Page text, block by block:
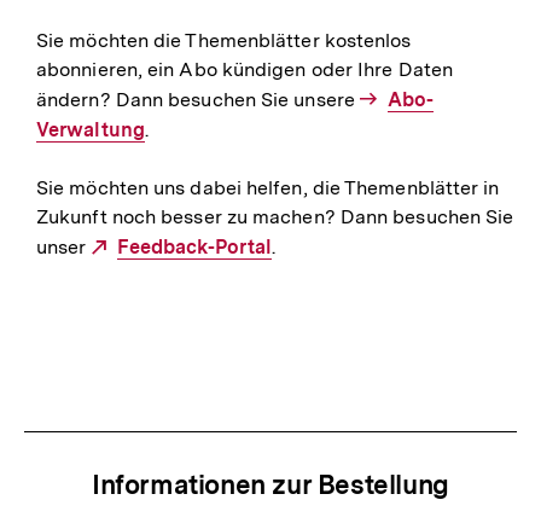
Sie möchten die Themenblätter kostenlos
abonnieren, ein Abo kündigen oder Ihre Daten
ändern? Dann besuchen Sie unsere
Interner
Abo-
Verwaltung.
Sie möchten uns dabei helfen, die Themenblätter in
Zukunft noch besser zu machen? Dann besuchen Sie
unser
Externer
Feedback-Portal.
Informationen zur Bestellung